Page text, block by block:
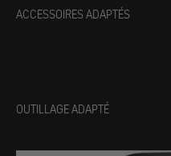
ACCESSOIRES ADAPTÉS
OUTILLAGE ADAPTÉ